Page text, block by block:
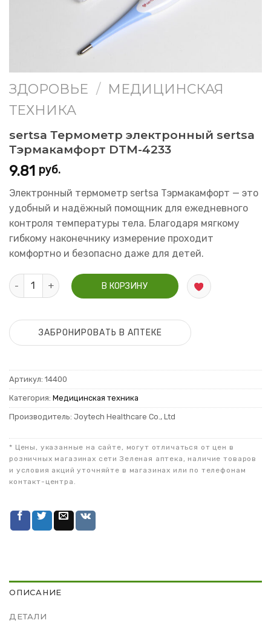
ЗДОРОВЬЕ / МЕДИЦИНСКАЯ
ТЕХНИКА
sertsa Термометр электронный sertsa
Тэрмакамфорт DTM-4233
9.81 руб.
Электронный термометр sertsa Тэрмакамфорт — это
удобный и надёжный помощник для ежедневного
контроля температуры тела. Благодаря мягкому
гибкому наконечнику измерение проходит
комфортно и безопасно даже для детей.
Количество sertsa Термометр электронный sertsa
В КОРЗИНУ
ЗАБРОНИРОВАТЬ В АПТЕКЕ
Артикул: 14400
Категория: Медицинская техника
Производитель: Joytech Healthcare Co., Ltd
* Цены, указанные на сайте, могут отличаться от цен в
розничных магазинах сети Зеленая аптека, наличие товаров
и условия акций уточняйте в магазинах или по телефонам
контакт-центра.
ОПИСАНИЕ
ДЕТАЛИ